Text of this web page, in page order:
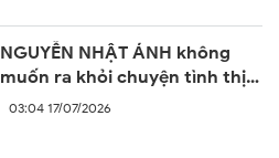
NGUYỄN NHẬT ÁNH không
muốn ra khỏi chuyện tình thị
trấn
03:04 17/07/2026